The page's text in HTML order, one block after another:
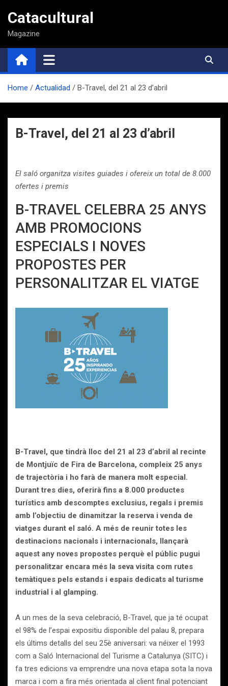
contenido
Catacultural
Magazine
Home Actualidad B-Travel, del 21 al 23 d’abril
B-Travel, del 21 al 23 d’abril
El saló organitza visites guiades i ofereix un total de 8.000
ofertes i premis
B-TRAVEL CELEBRA 25 ANYS
AMB PROMOCIONS
ESPECIALS I NOVES
PROPOSTES PER
PERSONALITZAR EL VIATGE
B-Travel, que tindrà lloc del 21 al 23 d’abril al recinte
de Montjuïc de Fira de Barcelona, compleix 25 anys
de trajectòria i ho farà de manera molt especial.
Durant tres dies, oferirà fins a 8.000 productes
turístics amb descomptes exclusius, regals i premis
amb l’objectiu de dinamitzar la reserva i venda de
viatges durant el saló. A més de reunir totes les
destinacions nacionals i internacionals, llançarà
aquest any noves propostes perquè el públic pugui
personalitzar encara més la seva visita com rutes
temàtiques pels estands i espais dedicats al turisme
industrial i al glamping.
A un mes de la seva celebració, B-Travel, que ja té ocupat
el 98% de l’espai expositiu disponible del palau 8, prepara
els últims detalls del seu 25è aniversari: va néixer el 1993
com a Saló Internacional del Turisme a Catalunya (SITC) i
fa tres edicions va emprendre una nova etapa sota la nova
marca i com a fira més orientada al client final potenciant